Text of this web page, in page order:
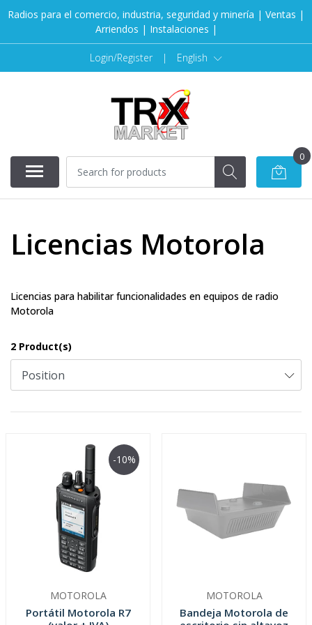
Radios para el comercio, industria, seguridad y minería | Ventas |
Arriendos | Instalaciones |
Login/Register | English
0
Licencias Motorola
Licencias para habilitar funcionalidades en equipos de radio
Motorola
2 Product(s)
-10%
MOTOROLA
Portátil Motorola R7
MOTOROLA
Bandeja Motorola de